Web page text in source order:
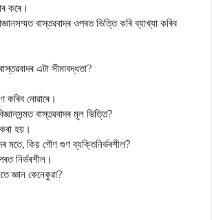
কৰে।
বাস্তৱবাদৰ ওপৰত ভিত্তি কৰি ব্যাখ্যা কৰিব
এটা সীমাবদ্ধতা?
কৰিব নোৱাৰে।
বাস্তৱবাদৰ মূল ভিত্তি?
হয়।
মতে, কিয় গৌণ গুণ ব্যক্তিনির্ভৰশীল?
নিৰ্ভৰশীল।
জ্ঞান কেনেকুৱা?